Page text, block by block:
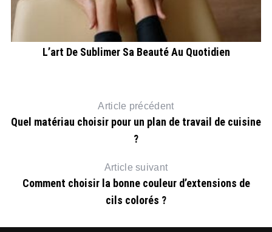
L’art De Sublimer Sa Beauté Au Quotidien
Article précédent
Quel matériau choisir pour un plan de travail de cuisine
?
Article suivant
Comment choisir la bonne couleur d’extensions de
cils colorés ?